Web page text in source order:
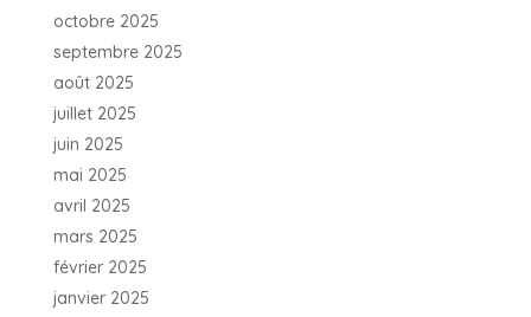
octobre 2025
septembre 2025
août 2025
juillet 2025
juin 2025
mai 2025
avril 2025
mars 2025
février 2025
janvier 2025